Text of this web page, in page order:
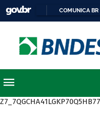
COMUNICA BR